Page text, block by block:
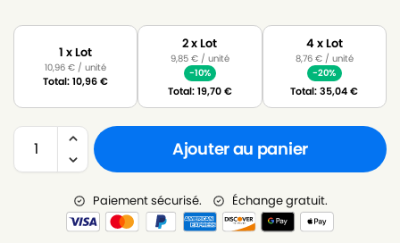
1 x Lot
10,96€ / unité
Total:10,96€
2 x Lot
9,85 €/ unité
-10%
Total:19,70€
4 x Lot
8,76 €/ unité
-20%
Total:35,04€
Ajouter au panier
Paiement sécurisé. Échange gratuit.